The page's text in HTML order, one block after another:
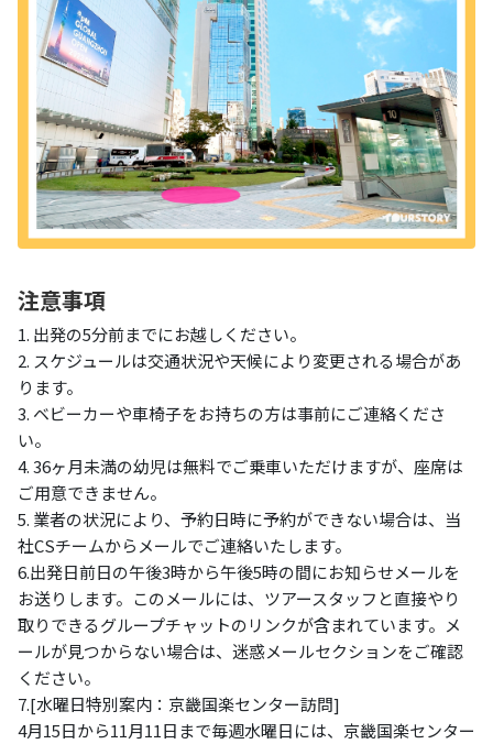
注意事項
1. 出発の5分前までにお越しください。
2. スケジュールは交通状況や天候により変更される場合があ
ります。
3. ベビーカーや車椅子をお持ちの方は事前にご連絡くださ
い。
4. 36ヶ月未満の幼児は無料でご乗車いただけますが、座席は
ご用意できません。
5. 業者の状況により、予約日時に予約ができない場合は、当
社CSチームからメールでご連絡いたします。
6.出発日前日の午後3時から午後5時の間にお知らせメールを
お送りします。このメールには、ツアースタッフと直接やり
取りできるグループチャットのリンクが含まれています。メ
ールが見つからない場合は、迷惑メールセクションをご確認
ください。
7.[水曜日特別案内：京畿国楽センター訪問]
4月15日から11月11日まで毎週水曜日には、京畿国楽センター